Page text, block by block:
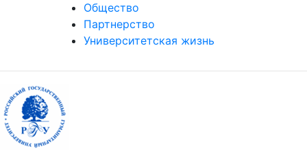
Общество
Партнерство
Университетская жизнь